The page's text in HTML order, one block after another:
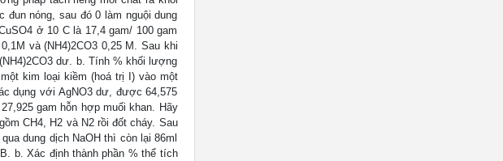
nóng, sau đó 0 làm nguội dung
ở 10 C là 17,4 gam/ 100 gam
và (NH4)2CO3 0,25 M. Sau khi
dư. b. Tính % khối lượng
kim loại kiềm (hoá trị I) vào một
dụng với AgNO3 dư, được 64,575
gam hỗn hợp muối khan. Hãy
CH4, H2 và N2 rồi đốt cháy. Sau
dung dịch NaOH thì còn lại 86ml
b. Xác định thành phần % thể tích